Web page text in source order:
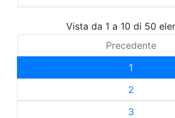
Vista da 1 a 10 di 50
Precedente
1
2
3